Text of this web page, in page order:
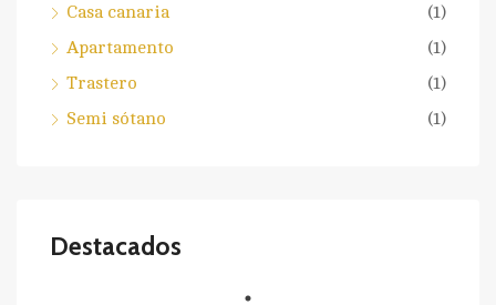
Casa canaria
(1)
Apartamento
(1)
Trastero
(1)
Semi sótano
(1)
Destacados